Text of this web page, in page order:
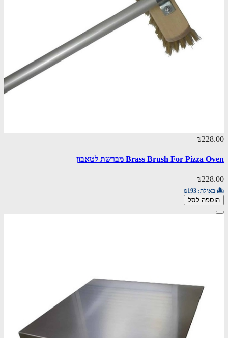
₪228.00
Brass Brush For Pizza Oven מברשת לטאבון
₪228.00
🏝️ באילת: ₪193
הוספה לסל